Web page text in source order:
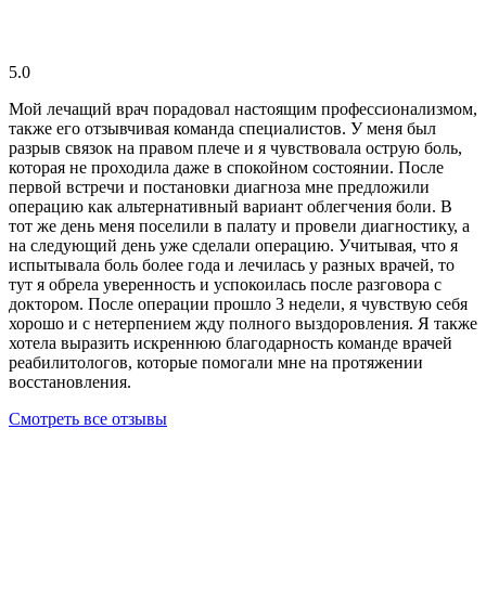
5.0
Мой лечащий врач порадовал настоящим профессионализмом,
также его отзывчивая команда специалистов. У меня был
разрыв связок на правом плече и я чувствовала острую боль,
которая не проходила даже в спокойном состоянии. После
первой встречи и постановки диагноза мне предложили
операцию как альтернативный вариант облегчения боли. В
тот же день меня поселили в палату и провели диагностику, а
на следующий день уже сделали операцию. Учитывая, что я
испытывала боль более года и лечилась у разных врачей, то
тут я обрела уверенность и успокоилась после разговора с
доктором. После операции прошло 3 недели, я чувствую себя
хорошо и с нетерпением жду полного выздоровления. Я также
хотела выразить искреннюю благодарность команде врачей
реабилитологов, которые помогали мне на протяжении
восстановления.
Смотреть все отзывы